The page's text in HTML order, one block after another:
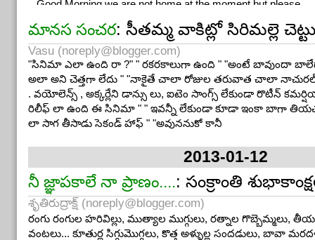
Good Morning we are not home at the moment,but please
If you are one of our children,dial 1 and then select from
option 1 to 5 in order of your birth so that we know who it is.
If you need us to stay with grandchildren ,press 2
If you want to borrow the car ,press 3
If you want us to wash your clothes and do ironing ,press 4
If you want the grandchildren to sleep here tonight press 5
If you want us to pickup the kids from school,press 6
If you want us to prepare a meal for Sunday or to have it
delivered to your home ,press 7
If you need money ,press 9
If you are going to invite us to dinner,or take us to the
theatre,start talking….we are listening.
మానస సంచర: సీతమ్మ వాకిట్లో సిరిమల్లె చెట్టు
Vasu (noreply@blogger.com)
"సినిమా ఎలా ఉంది రా ?" " రకరకాలుగా ఉంది " "అంటే బావుందా
అలా అని చెత్తగా లేదు " "నాకైతే చాలా రోజుల తరువాత చాలా
. వయోలెన్స్ , అక్కర్లేని డాన్సు లు, ఐటెం సాంగ్స్ లేకుండా రొటీన్
రిలీఫ్ లా ఉంది ఈ సినిమా " " ఇవన్నీ లేకుండా కూడా ఇంకా బాగా
లా సాగ తీసాడు సెకండ్ హాఫ్ " "అవుననుకో కానీ
2013-01-12
నీ జ్ఞాపకాలే నా ప్రాణం....: సంక్రాంతి
శృతిరుద్రాక్ష్ (noreply@blogger.com)
రంగు రంగుల హరివిల్లు, ముత్యాల ముగ్గులు, రత్నాల గొబ్బెమ్మలు,
వంటలు... కూతుర్ల సిగ్గుమొగ్గలు, కొత్త అళ్ళుల్ల సందడులు, బావా